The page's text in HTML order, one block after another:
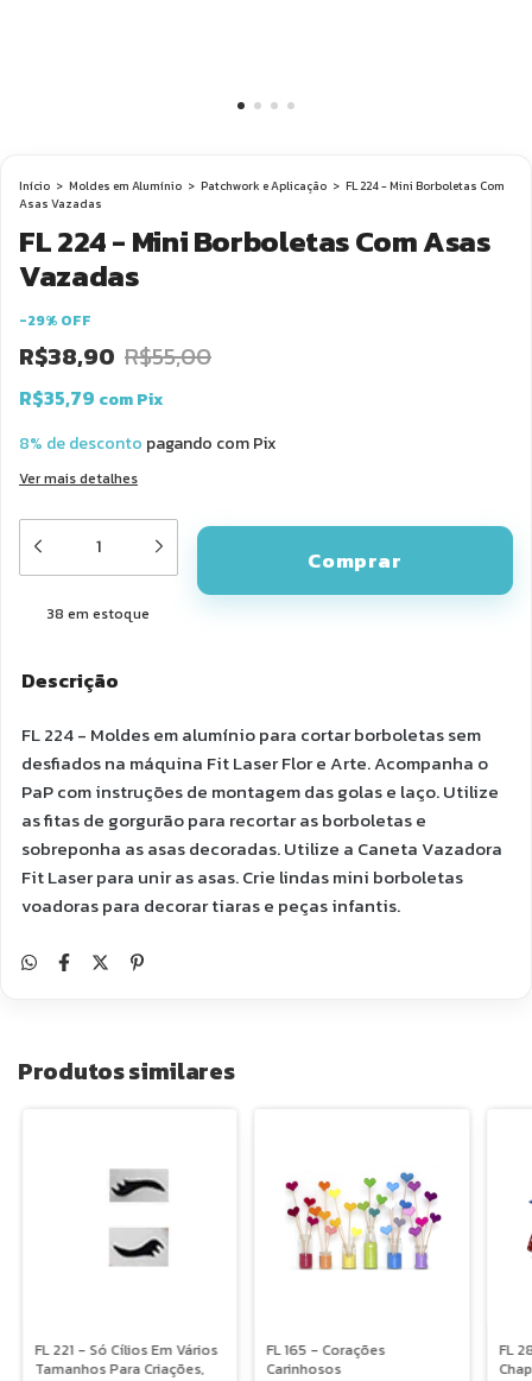
Início > Moldes em Alumínio > Patchwork e Aplicação > FL 224 - Mini Borboletas Com
Asas Vazadas
FL 224 - Mini Borboletas Com Asas
Vazadas
-29% OFF
R$38,90 R$55,00
R$35,79 comPix
8% de desconto pagando com Pix
Ver mais detalhes
38 em estoque
Descrição
FL 224 - Moldes em alumínio para cortar borboletas sem
desfiados na máquina Fit Laser Flor e Arte. Acompanha o
PaP com instruções de montagem das golas e laço. Utilize
as fitas de gorgurão para recortar as borboletas e
sobreponha as asas decoradas. Utilize a Caneta Vazadora
Fit Laser para unir as asas. Crie lindas mini borboletas
voadoras para decorar tiaras e peças infantis.
Produtos similares
FL 221 - Só Cílios Em Vários
Tamanhos Para Criações,
FL 165 - Corações
Carinhosos
FL